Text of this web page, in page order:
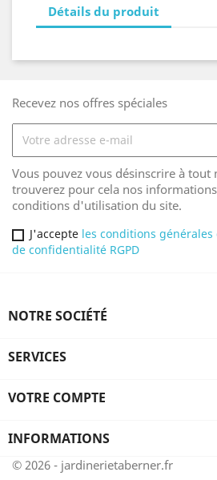
Détails du produit
Recevez nos offres spéciales
Vous pouvez vous désinscrire à tout
trouverez pour cela nos
conditions d'utilisation du site.
J'accepte les conditions générales
de confidentialité RGPD
NOTRE SOCIÉTÉ
SERVICES
VOTRE COMPTE
INFORMATIONS
© 2026 - jardinerietaberner.fr